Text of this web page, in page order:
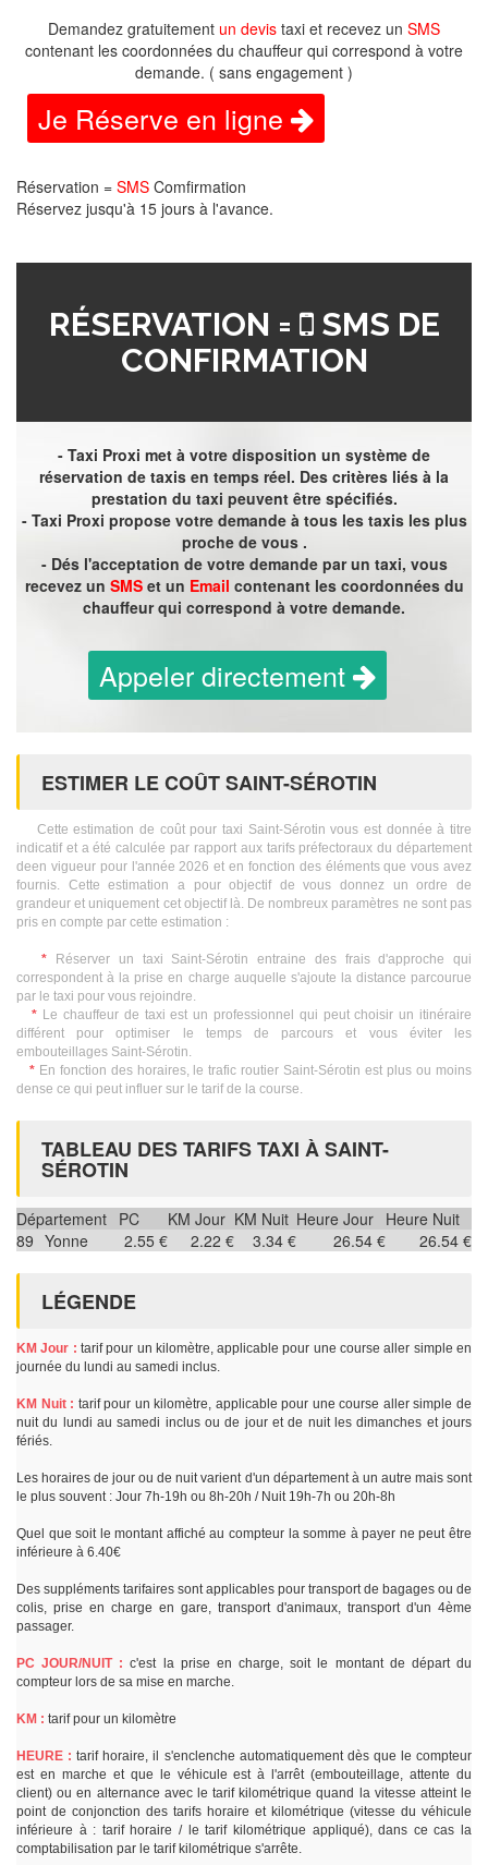
Demandez gratuitement un devis taxi et recevez un SMS
contenant les coordonnées du chauffeur qui correspond à votre
demande. ( sans engagement )
Je Réserve en ligne
Réservation = SMS Comfirmation
Réservez jusqu'à 15 jours à l'avance.
RÉSERVATION =
SMS DE
CONFIRMATION
- Taxi Proxi met à votre disposition un système de
réservation de taxis en temps réel. Des critères liés à la
prestation du taxi peuvent être spécifiés.
- Taxi Proxi propose votre demande à tous les taxis les plus
proche de vous .
- Dés l'acceptation de votre demande par un taxi, vous
recevez un SMSet un Email contenant les coordonnées du
chauffeur qui correspond à votre demande.
Appeler directement
ESTIMER LE COÛT SAINT-SÉROTIN
Cette estimation de coût pour taxi Saint-Sérotin vous est donnée à titre
indicatif et a été calculée par rapport aux tarifs préfectoraux du département
deen vigueur pour l'année 2026 et en fonction des éléments que vous avez
fournis. Cette estimation a pour objectif de vous donnez un ordre de
grandeur et uniquement cet objectif là. De nombreux paramètres ne sont pas
pris en compte par cette estimation :
* Réserver un taxi Saint-Sérotin entraine des frais d'approche qui
correspondent à la prise en charge auquelle s'ajoute la distance parcourue
par le taxi pour vous rejoindre.
* Le chauffeur de taxi est un professionnel qui peut choisir un itinéraire
différent pour optimiser le temps de parcours et vous éviter les
embouteillages Saint-Sérotin.
*En fonction des horaires, le trafic routier Saint-Sérotin est plus ou moins
dense ce qui peut influer sur le tarif de la course.
TABLEAU DES TARIFS TAXI À SAINT-
SÉROTIN
Département PC KM Jour KM Nuit Heure Jour Heure Nuit
89 Yonne 2.55 € 2.22 € 3.34 € 26.54 € 26.54 €
LÉGENDE
KM Jour : tarif pour un kilomètre, applicable pour une course aller simple en
journée du lundi au samedi inclus.
KM Nuit : tarif pour un kilomètre, applicable pour une course aller simple de
nuit du lundi au samedi inclus ou de jour et de nuit les dimanches et jours
fériés.
Les horaires de jour ou de nuit varient d'un département à un autre mais sont
le plus souvent : Jour 7h-19h ou 8h-20h / Nuit 19h-7h ou 20h-8h
Quel que soit le montant affiché au compteur la somme à payer ne peut être
inférieure à 6.40€
Des suppléments tarifaires sont applicables pour transport de bagages ou de
colis, prise en charge en gare, transport d'animaux, transport d'un 4ème
passager.
PC JOUR/NUIT : c'est la prise en charge, soit le montant de départ du
compteur lors de sa mise en marche.
KM : tarif pour un kilomètre
HEURE : tarif horaire, il s'enclenche automatiquement dès que le compteur
est en marche et que le véhicule est à l'arrêt (embouteillage, attente du
client) ou en alternance avec le tarif kilométrique quand la vitesse atteint le
point de conjonction des tarifs horaire et kilométrique (vitesse du véhicule
inférieure à : tarif horaire / le tarif kilométrique appliqué), dans ce cas la
comptabilisation par le tarif kilométrique s'arrête.